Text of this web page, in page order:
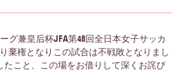
グ兼皇后杯JFA第48回全日本女子サッカ
棄権となりこの試合は不戦敗となりまし
こと、この場をお借りして深くお詫び